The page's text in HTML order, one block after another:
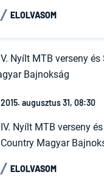
ELOLVASOM
2015. augusztus 31, 08:30
IV. Nyílt MTB verseny
Country Magyar
ELOLVASOM